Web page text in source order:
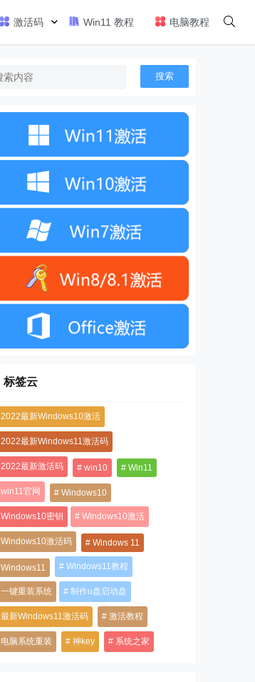
激活码 Win11 教程 电脑教程
搜索
标签云
2022最新Windows10激活
2022最新Windows11激活码
2022最新激活码 win10 Win11
win11官网 Windows10
Windows10密钥 Windows10激活
Windows10激活码 Windows 11
Windows11 Windows11教程
一键重装系统 制作u盘启动盘
最新Windows11激活码 激活教程
电脑系统重装 神key 系统之家